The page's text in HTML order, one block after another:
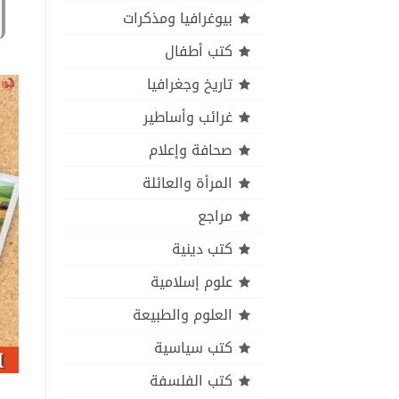
بيوغرافيا ومذكرات
كتب أطفال
تاريخ وجغرافيا
غرائب وأساطير
صحافة وإعلام
المرأة والعائلة
مراجع
كتب دينية
علوم إسلامية
العلوم والطبيعة
كتب سياسية
كتب الفلسفة